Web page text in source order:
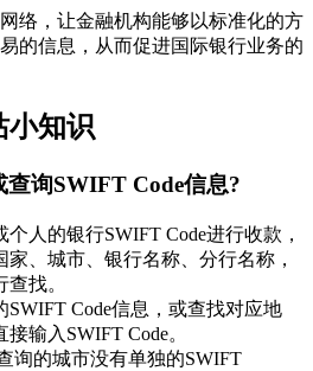
络，让金融机构能够以标准化的方
的信息，从而促进国际银行业务的
小知识
查询SWIFT Code信息?
人的银行SWIFT Code进行收款，
、城市、银行名称、分行名称，
找。
Code信息，或查找对应地
输入SWIFT Code。
询的城市没有单独的SWIFT